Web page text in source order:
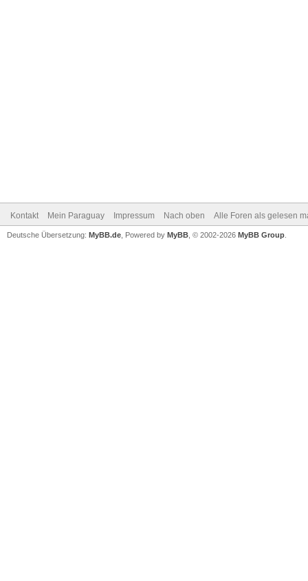
Kontakt Mein Paraguay Impressum Nach oben Alle Foren als gelesen
Deutsche Übersetzung: MyBB.de , Powered by MyBB , © 2002-2026 MyBB Group